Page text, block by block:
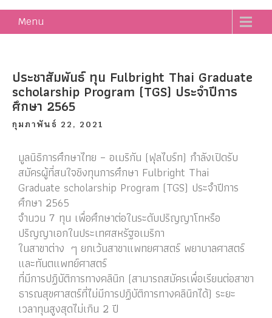
Menu
ประชาสัมพันธ์ ทุน Fulbright Thai Graduate
scholarship Program (TGS) ประจำปีการ
ศึกษา 2565
กุมภาพันธ์ 22, 2021
มูลนิธิการศึกษาไทย – อเมริกัน (ฟุลไบร์ท) กำลังเปิดรับ
สมัครผู้ที่สนใจชิงทุนการศึกษา Fulbright Thai
Graduate scholarship Program (TGS) ประจำปีการ
ศึกษา 2565
จำนวน 7 ทุน เพื่อศึกษาต่อในระดับปริญญาโทหรือ
ปริญญาเอกในประเทศสหรัฐอเมริกา
ในสาขาต่าง ๆ ยกเว้นสาขาแพทยศาสตร์ พยาบาลศาสตร์
และทันตแพทย์ศาสตร์
ที่มีการปฏิบัติการทางคลินิก (สามารถสมัครเพื่อเรียนต่อสาขา
ธารณสุขศาสตร์ที่ไม่มีการปฏิบัติการทางคลินิกได้) ระยะ
เวลาทุนสูงสุดไม่เกิน 2 ปี